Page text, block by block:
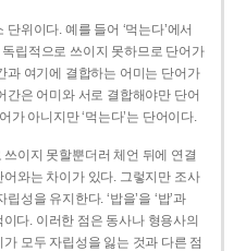
위이다. 예를 들어 ‘먹는다’에서
독립적으로 쓰이지 못하므로 단어가
과 여기에 결합하는 어미는 단어가
간은 어미와 서로 결합해야만 단어
가 아니지만 ‘먹는다’는 단어이다.
이지 못할뿐더러 체언 뒤에 연결
와는 차이가 있다. 그렇지만 조사
성을 유지한다. ‘밥을’을 ‘밥’과
이다. 이러한 점은 동사나 형용사의
모두 자립성을 잃는 것과 다른 점